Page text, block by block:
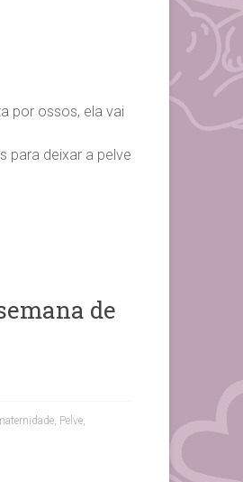
por ossos, ela vai
para deixar a pelve
de
, Pelve,